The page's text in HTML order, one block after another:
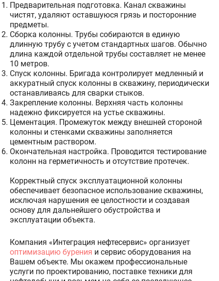
Предварительная подготовка. Канал скважины
чистят, удаляют оставшуюся грязь и посторонние
предметы.
Сборка колонны. Трубы собираются в единую
длинную трубу с учетом стандартных шагов. Обычно
длина каждой отдельной трубы составляет не менее
10 метров.
Спуск колонны. Бригада контролирует медленный и
аккуратный спуск колонны в скважину, периодически
останавливаясь для сварки стыков.
Закрепление колонны. Верхняя часть колонны
надежно фиксируется на устье скважины.
Цементация. Промежуток между внешней стороной
колонны и стенками скважины заполняется
цементным раствором.
Окончательная настройка. Проводится тестирование
колонн на герметичность и отсутствие протечек.
Корректный спуск эксплуатационной колонны
обеспечивает безопасное использование скважины,
исключая нарушения ее целостности и создавая
основу для дальнейшего обустройства и
эксплуатации объекта.
Компания «Интеграция нефтесервис» организует
оптимизацию бурения и сервис оборудования на
Вашем объекте. Мы окажем профессиональные
услуги по проектированию, поставке техники для